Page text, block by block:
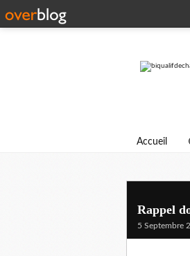
Accueil
Rappel
5 Septembre